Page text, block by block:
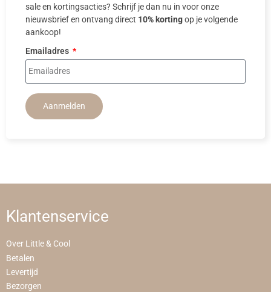
sale en kortingsacties? Schrijf je dan nu in voor onze
nieuwsbrief en ontvang direct 10% kortingop je volgende
aankoop!
Emailadres
Aanmelden
Klantenservice
Over Little & Cool
Betalen
Levertijd
Bezorgen